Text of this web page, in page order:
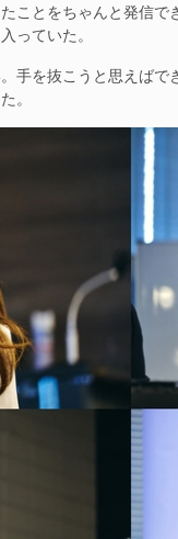
ことをちゃんと発信で
っていた。
手を抜こうと思えば
。